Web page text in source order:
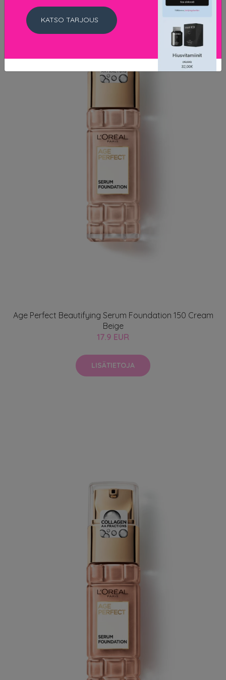
Age Perfect Beautifying Serum Foundation 150 Cream
Beige
17.9 EUR
LISÄTIETOJA
KATSO TARJOUS